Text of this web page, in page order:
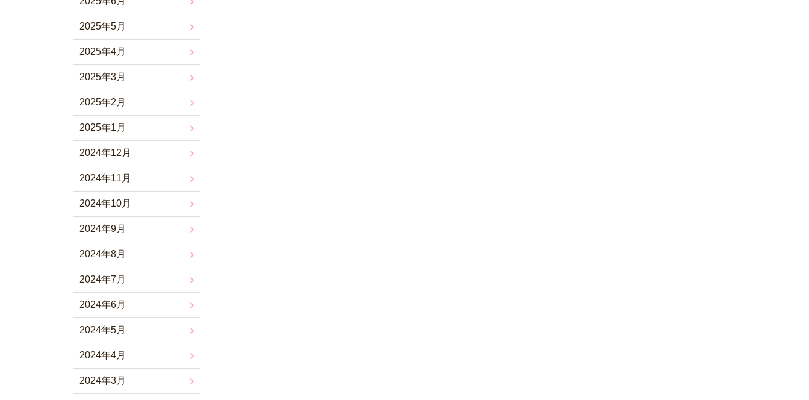
2025年5月
2025年4月
2025年3月
2025年2月
2025年1月
2024年12月
2024年11月
2024年10月
2024年9月
2024年8月
2024年7月
2024年6月
2024年5月
2024年4月
2024年3月